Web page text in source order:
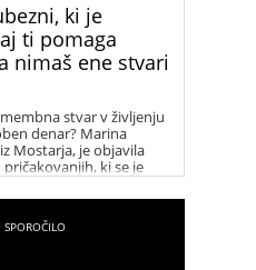
ki je
ti pomaga
nimaš ene stvari
stvar v življenju
denar? Marina
Mostarja, je objavila
ki se je
marsikoga.